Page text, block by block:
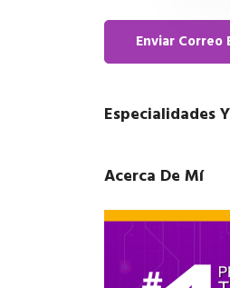
Enviar
Especialidades
Acerca De Mí